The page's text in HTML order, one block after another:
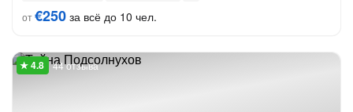
от€250 за всё до 10 чел.
44 отзыва